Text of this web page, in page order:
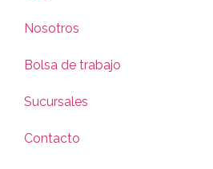
Nosotros
Bolsa de trabajo
Sucursales
Contacto